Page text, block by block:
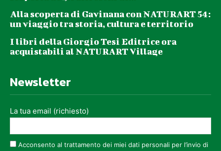
Alla scoperta di Gavinana con NATURART 54:
un viaggio tra storia, cultura e territorio
I libri della Giorgio Tesi Editrice ora
acquistabili al NATURART Village
Newsletter
La tua email (richiesto)
Acconsento al trattamento dei miei dati personali per l’invio di